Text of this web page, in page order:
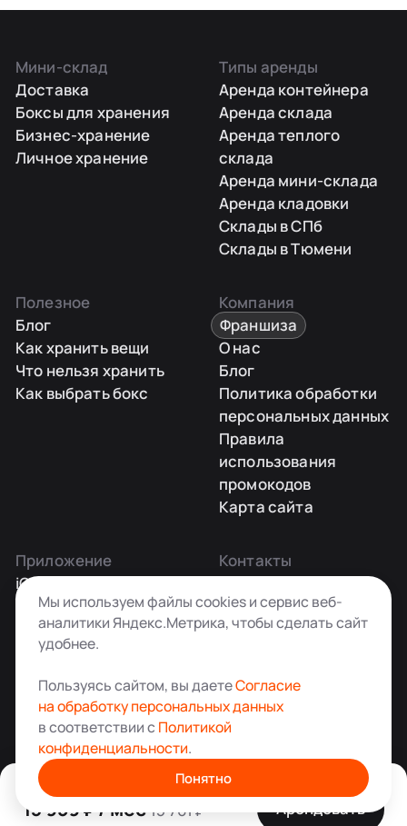
13 959 ₽ / мес 15 761 ₽ Арендовать
Мини-склад
Доставка
Боксы для хранения
Бизнес-хранение
Личное хранение
Типы аренды
Аренда контейнера
Аренда склада
Аренда теплого
склада
Аренда мини-склада
Аренда кладовки
Склады в СПб
Склады в Тюмени
Полезное
Блог
Как хранить вещи
Что нельзя хранить
Как выбрать бокс
Компания
Франшиза
О нас
Блог
Политика обработки
персональных данных
Правила
использования
промокодов
Карта сайта
Приложение
iOS
Android
Контакты
Заказать звонок
+7 495 181-55-45
info@kladovkin.ru
Аренда склада для хранения вещей в Москве
© ООО «Кладовкин» 2026. Все права защищены
ИНН:7100007940 ОГРН:1217100007805
Мы используем файлы cookies и сервис веб-
аналитики Яндекс.Метрика, чтобы сделать сайт
удобнее.
Пользуясь сайтом, вы даетеСогласие
на обработку персональных данных
в соответствии с Политикой
конфиденциальности.
Понятно